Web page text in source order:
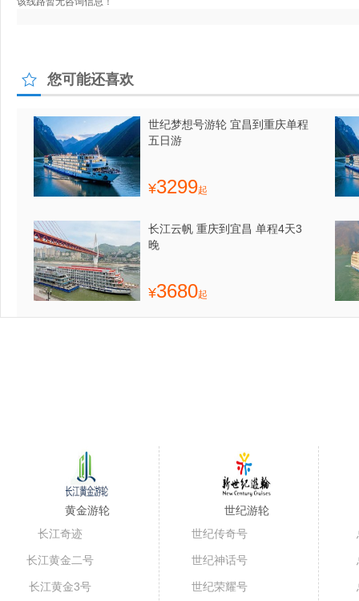
您可能还喜欢
世纪梦想号游轮 宜昌到重庆单程
五日游
¥3299起
长江云帆 重庆到宜昌 单程4天3
晚
¥3680起
黄金游轮
长江奇迹
长江黄金二号
长江黄金3号
世纪游轮
世纪传奇号
世纪神话号
世纪荣耀号